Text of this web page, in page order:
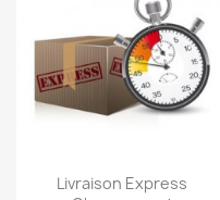
Vista rápida
Livraison Express